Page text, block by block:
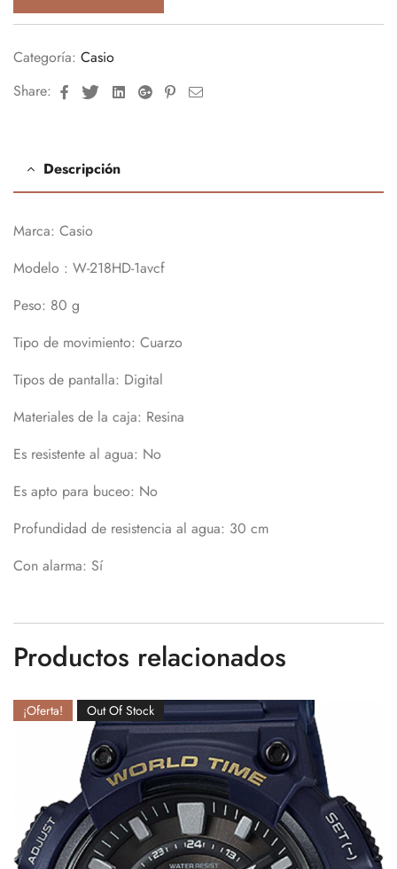
Categoría: Casio
Share:
FacebookTwitterLinkedinGoogle+Pinterest
Email
Descripción
Marca: Casio
Modelo : W-218HD-1avcf
Peso: 80 g
Tipo de movimiento: Cuarzo
Tipos de pantalla: Digital
Materiales de la caja: Resina
Es resistente al agua: No
Es apto para buceo: No
Profundidad de resistencia al agua: 30 cm
Con alarma: Sí
Productos relacionados
¡Oferta! Out Of Stock